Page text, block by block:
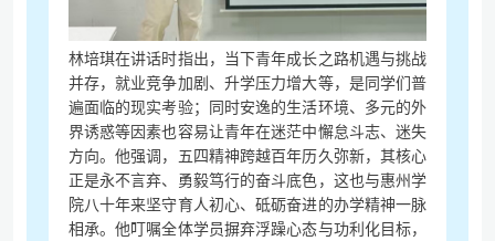
林培琪在讲话时指出，当下青年成长之路机遇与挑战
并存，就业竞争加剧、升学压力增大等，是同学们普
遍面临的现实考验；同时安逸的生活环境、多元的外
界诱惑等因素也容易让青年在迷茫中懈怠斗志、迷失
方向。他强调，五四精神跨越百年历久弥新，其核心
正是永不言弃、勇毅笃行的奋斗底色，这也与惠州学
院八十年来坚守育人初心、砥砺奋进的办学精神一脉
相承。他叮嘱全体学员摒弃浮躁心态与功利化目标，